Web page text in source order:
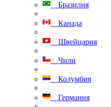
Бразилия
Канада
Швейцария
Чили
Колумбия
Германия